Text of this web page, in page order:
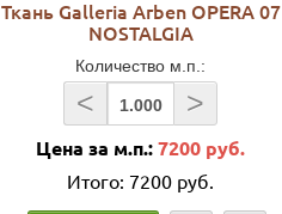
Ткань Galleria Arben OPERA 07
NOSTALGIA
Количество м.п.:
< >
Цена за м.п.:7200 руб.
Итого: 7200 руб.